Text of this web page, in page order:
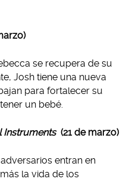
se recupera de su
Josh tiene una nueva
para fortalecer su
un bebé.
Instruments (21 de marzo)
entran en
la vida de los